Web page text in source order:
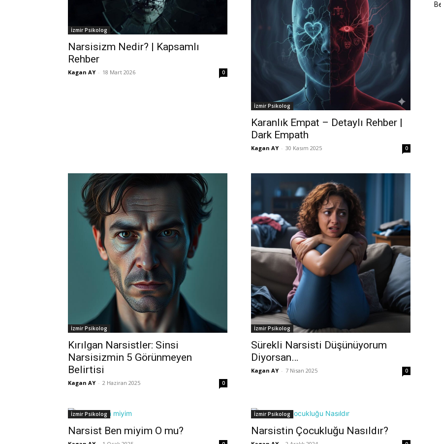
İzmir Psikolog
Narsisizm Nedir? | Kapsamlı
Rehber
Kagan AY - 18 Mart 2026 0
İzmir Psikolog
Karanlık Empat – Detaylı Rehber |
Dark Empath
Kagan AY - 30 Kasım 2025 0
İzmir Psikolog
Kırılgan Narsistler: Sinsi
Narsisizmin 5 Görünmeyen
Belirtisi
Kagan AY - 2 Haziran 2025 0
İzmir Psikolog
Sürekli Narsisti Düşünüyorum
Diyorsan…
Kagan AY - 7 Nisan 2025 0
İzmir Psikolog
Narsist Ben miyim O mu?
İzmir Psikolog
Narsistin Çocukluğu Nasıldır?